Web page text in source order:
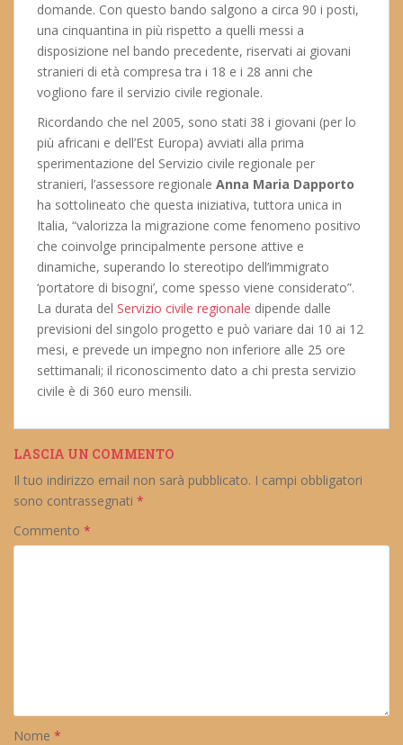
domande. Con questo bando salgono a circa 90 i posti,
una cinquantina in più rispetto a quelli messi a
disposizione nel bando precedente, riservati ai giovani
stranieri di età compresa tra i 18 e i 28 anni che
vogliono fare il servizio civile regionale.
Ricordando che nel 2005, sono stati 38 i giovani (per lo
più africani e dell’Est Europa) avviati alla prima
sperimentazione del Servizio civile regionale per
stranieri, l’assessore regionale Anna Maria Dapporto
ha sottolineato che questa iniziativa, tuttora unica in
Italia, “valorizza la migrazione come fenomeno positivo
che coinvolge principalmente persone attive e
dinamiche, superando lo stereotipo dell’immigrato
‘portatore di bisogni’, come spesso viene considerato”.
La durata del Servizio civile regionale dipende dalle
previsioni del singolo progetto e può variare dai 10 ai 12
mesi, e prevede un impegno non inferiore alle 25 ore
settimanali; il riconoscimento dato a chi presta servizio
civile è di 360 euro mensili.
LASCIA UN COMMENTO
Il tuo indirizzo email non sarà pubblicato. I campi obbligatori
sono contrassegnati *
Commento *
Nome *